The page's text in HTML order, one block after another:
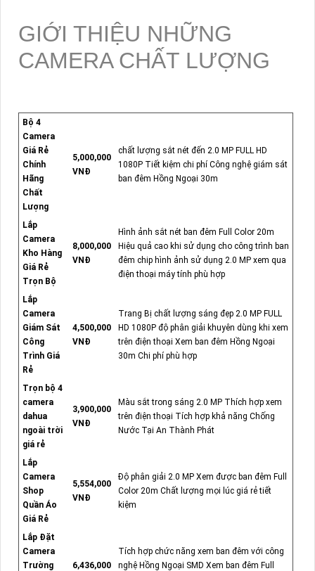
GIỚI THIỆU NHỮNG
CAMERA CHẤT LƯỢNG
Bộ 4
Camera
Giá Rẻ
Chính
Hãng
Chất
Lượng
5,000,000
VNĐ
chất lượng sắt nét đến 2.0 MP FULL HD
1080P Tiết kiệm chi phí Công nghệ giám sát
ban đêm Hồng Ngoại 30m
Lắp
Camera
Kho Hàng
Giá Rẻ
Trọn Bộ
8,000,000
VNĐ
Hình ảnh sắt nét ban đêm Full Color 20m
Hiệu quả cao khi sử dụng cho công trình ban
đêm chip hình ảnh sử dụng 2.0 MP xem qua
điện thoại máy tính phù hợp
Lắp
Camera
Giám Sát
Công
Trình Giá
Rẻ
4,500,000
VNĐ
Trang Bị chất lượng sáng đẹp 2.0 MP FULL
HD 1080P độ phân giải khuyên dùng khi xem
trên điện thoại Xem ban đêm Hồng Ngoại
30m Chi phí phù hợp
Trọn bộ 4
camera
dahua
ngoài trời
giá rẻ
3,900,000
VNĐ
Màu sắt trong sáng 2.0 MP Thích hợp xem
trên điện thoại Tích hợp khả năng Chống
Nước Tại An Thành Phát
Lắp
Camera
Shop
Quần Áo
Giá Rẻ
5,554,000
VNĐ
Độ phân giải 2.0 MP Xem được ban đêm Full
Color 20m Chất lượng mọi lúc giá rẻ tiết
kiệm
Lắp Đặt
Camera
Trường
6,436,000
Tích hợp chức năng xem ban đêm với công
nghệ Hồng Ngoại SMD Xem ban đêm Full